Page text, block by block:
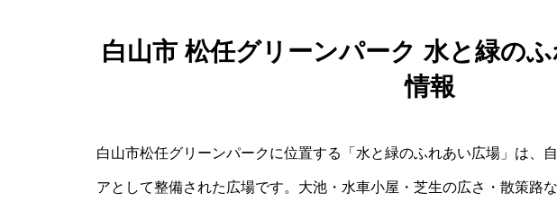
白山市 松任グリーンパーク 水と緑の
情報
白山市松任グリーンパークに位置する「水と緑のふれあい広場」は、
アとして整備された広場です。大池・水車小屋・芝生の広さ・散策路